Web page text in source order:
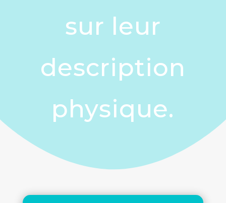
sur leur
description
physique.